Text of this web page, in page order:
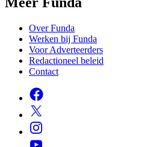
Over Funda
Werken bij Funda
Voor Adverteerders
Redactioneel beleid
Contact